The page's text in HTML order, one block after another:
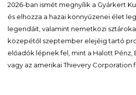
2026-ban ismét megnyílik a Gyárkert
és elhozza a hazai könnyűzenei élet
legendáit, valamint nemetközi
közepétől szeptember elejéig tartó
előadók lépnek fel, mint a Halott Pénz,
vagy az amerikai Thievery Corporation